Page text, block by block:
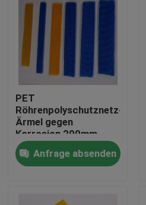
PET
Röhrenpolyschutznetz-
Ärmel gegen
Korrosion 200mm
Anfrage absenden